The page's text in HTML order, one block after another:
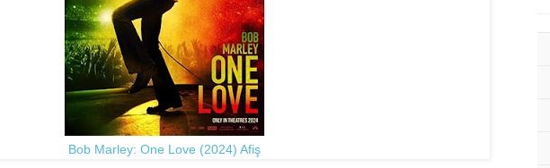
Bob Marley: One Love (2024) Afiş